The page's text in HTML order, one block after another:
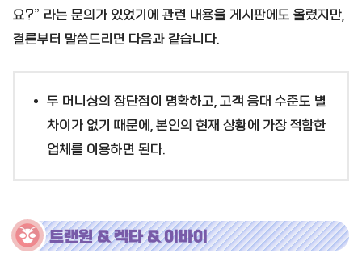
요?” 라는 문의가 있었기에 관련 내용을 게시판에도 올렸지만,
결론부터 말씀드리면 다음과 같습니다.
두 머니상의 장단점이 명확하고, 고객 응대 수준도 별
차이가 없기 때문에, 본인의 현재 상황에 가장 적합한
업체를 이용하면 된다.
트랜원 & 켁타 & 이바이